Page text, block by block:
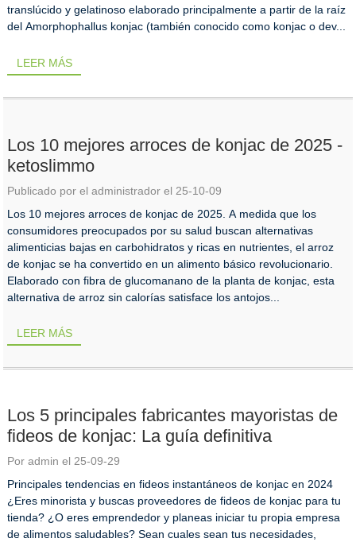
translúcido y gelatinoso elaborado principalmente a partir de la raíz
del Amorphophallus konjac (también conocido como konjac o dev...
LEER MÁS
Los 10 mejores arroces de konjac de 2025 -
ketoslimmo
Publicado por el administrador el 25-10-09
Los 10 mejores arroces de konjac de 2025. A medida que los
consumidores preocupados por su salud buscan alternativas
alimenticias bajas en carbohidratos y ricas en nutrientes, el arroz
de konjac se ha convertido en un alimento básico revolucionario.
Elaborado con fibra de glucomanano de la planta de konjac, esta
alternativa de arroz sin calorías satisface los antojos...
LEER MÁS
Los 5 principales fabricantes mayoristas de
fideos de konjac: La guía definitiva
Por admin el 25-09-29
Principales tendencias en fideos instantáneos de konjac en 2024
¿Eres minorista y buscas proveedores de fideos de konjac para tu
tienda? ¿O eres emprendedor y planeas iniciar tu propia empresa
de alimentos saludables? Sean cuales sean tus necesidades,